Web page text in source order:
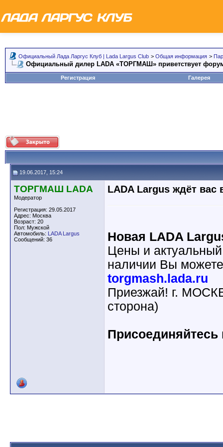
Официальный Лада Ларгус Клуб | Lada Largus Club > Общая информация >
Официальный дилер LADA «ТОРГМАШ» приветствует
Регистрация Галерея
19.06.2017, 15:24
ТОРГМАШ LADA
Модератор
Регистрация: 29.05.2017
Адрес: Москва
Возраст: 20
Пол: Мужской
Автомобиль: LADA Largus
Сообщений: 36
LADA Largus ждёт вас
Новая LADA
Цены и
наличии Вы
torgmash.lada.ru
Приезжай! г.
сторона)
Присоединяйтесь